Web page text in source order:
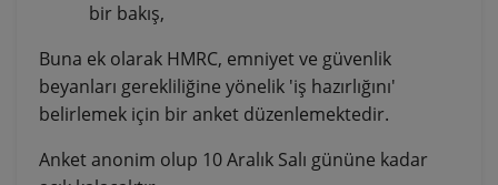
bir bakış,
Buna ek olarak HMRC, emniyet ve güvenlik
beyanları gerekliliğine yönelik 'iş hazırlığını'
belirlemek için bir anket düzenlemektedir.
Anket anonim olup 10 Aralık Salı gününe kadar